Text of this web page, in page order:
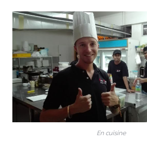
En cuisine